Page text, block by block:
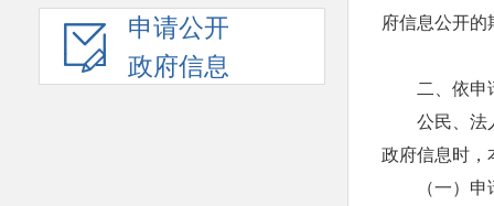
申请公开
政府信息
府信息公开
二、依申
公民、法
政府信息时，
（一）